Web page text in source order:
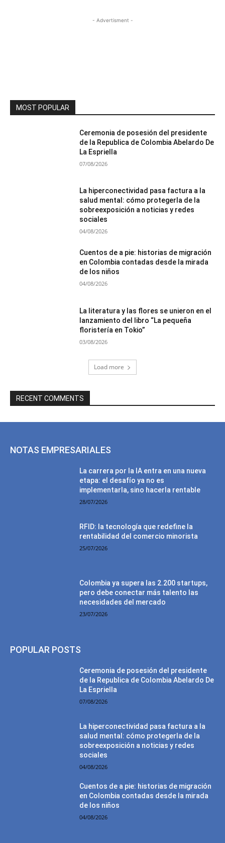
- Advertisment -
MOST POPULAR
Ceremonia de posesión del presidente
de la Republica de Colombia Abelardo De
La Espriella
07/08/2026
La hiperconectividad pasa factura a la
salud mental: cómo protegerla de la
sobreexposición a noticias y redes
sociales
04/08/2026
Cuentos de a pie: historias de migración
en Colombia contadas desde la mirada
de los niños
04/08/2026
La literatura y las flores se unieron en el
lanzamiento del libro “La pequeña
floristería en Tokio”
03/08/2026
Load more
RECENT COMMENTS
NOTAS EMPRESARIALES
La carrera por la IA entra en una nueva
etapa: el desafío ya no es
implementarla, sino hacerla rentable
28/07/2026
RFID: la tecnología que redefine la
rentabilidad del comercio minorista
25/07/2026
Colombia ya supera las 2.200 startups,
pero debe conectar más talento las
necesidades del mercado
23/07/2026
POPULAR POSTS
Ceremonia de posesión del presidente
de la Republica de Colombia Abelardo De
La Espriella
07/08/2026
La hiperconectividad pasa factura a la
salud mental: cómo protegerla de la
sobreexposición a noticias y redes
sociales
04/08/2026
Cuentos de a pie: historias de migración
en Colombia contadas desde la mirada
de los niños
04/08/2026